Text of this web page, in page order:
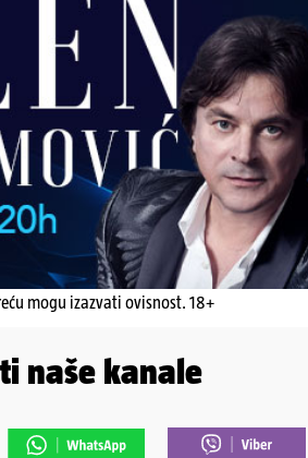
mogu izazvati ovisnost. 18+
naše kanale